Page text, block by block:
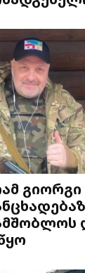
გიორგი